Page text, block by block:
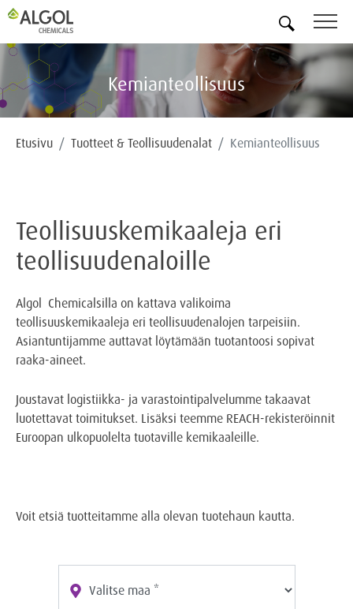
Kemianteollisuus
Etusivu Tuotteet & Teollisuudenalat Kemianteollisuus
Teollisuuskemikaaleja eri
teollisuudenaloille
Algol Chemicalsilla on kattava valikoima
teollisuuskemikaaleja eri teollisuudenalojen tarpeisiin.
Asiantuntijamme auttavat löytämään tuotantoosi sopivat
raaka-aineet.
Joustavat logistiikka- ja varastointipalvelumme takaavat
luotettavat toimitukset. Lisäksi teemme REACH-rekisteröinnit
Euroopan ulkopuolelta tuotaville kemikaaleille.
Voit etsiä tuotteitamme alla olevan tuotehaun kautta.